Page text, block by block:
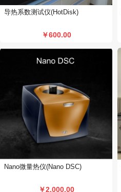
导热系数测试仪(HotDisk)
￥600.00
Nano微量热仪(Nano DSC)
￥2,000.00